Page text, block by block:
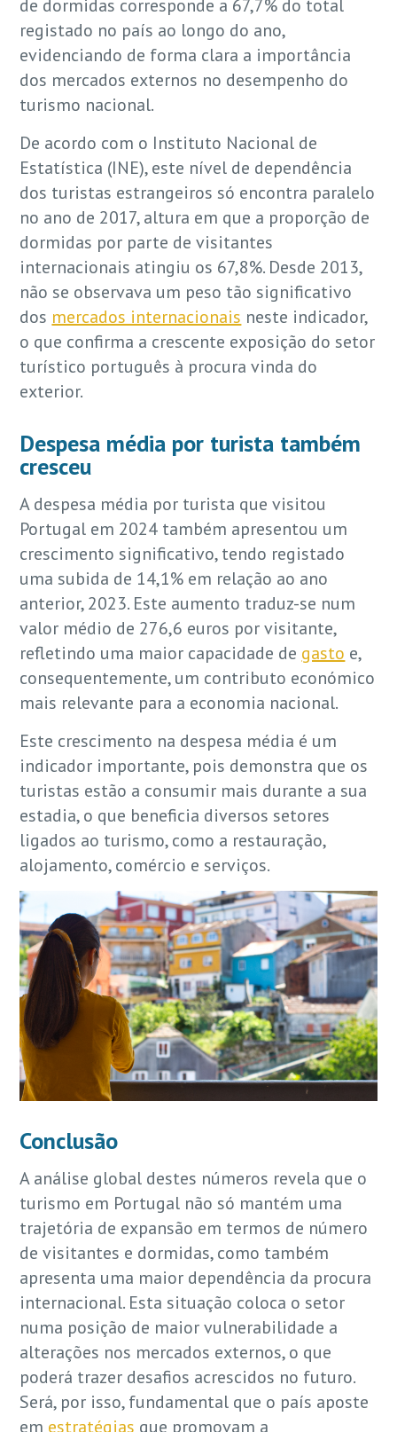
de dormidas corresponde a 67,7% do total
registado no país ao longo do ano,
evidenciando de forma clara a importância
dos mercados externos no desempenho do
turismo nacional.
De acordo com o Instituto Nacional de
Estatística (INE), este nível de dependência
dos turistas estrangeiros só encontra paralelo
no ano de 2017, altura em que a proporção de
dormidas por parte de visitantes
internacionais atingiu os 67,8%. Desde 2013,
não se observava um peso tão significativo
dos mercados internacionais neste indicador,
o que confirma a crescente exposição do setor
turístico português à procura vinda do
exterior.
Despesa média por turista também
cresceu
A despesa média por turista que visitou
Portugal em 2024 também apresentou um
crescimento significativo, tendo registado
uma subida de 14,1% em relação ao ano
anterior, 2023. Este aumento traduz-se num
valor médio de 276,6 euros por visitante,
refletindo uma maior capacidade de gasto e,
consequentemente, um contributo económico
mais relevante para a economia nacional.
Este crescimento na despesa média é um
indicador importante, pois demonstra que os
turistas estão a consumir mais durante a sua
estadia, o que beneficia diversos setores
ligados ao turismo, como a restauração,
alojamento, comércio e serviços.
Conclusão
A análise global destes números revela que o
turismo em Portugal não só mantém uma
trajetória de expansão em termos de número
de visitantes e dormidas, como também
apresenta uma maior dependência da procura
internacional. Esta situação coloca o setor
numa posição de maior vulnerabilidade a
alterações nos mercados externos, o que
poderá trazer desafios acrescidos no futuro.
Será, por isso, fundamental que o país aposte
em estratégias que promovam a